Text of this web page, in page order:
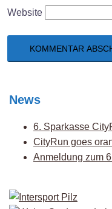
Website
News
6. Sparkasse
CityRun goes
Anmeldung zum